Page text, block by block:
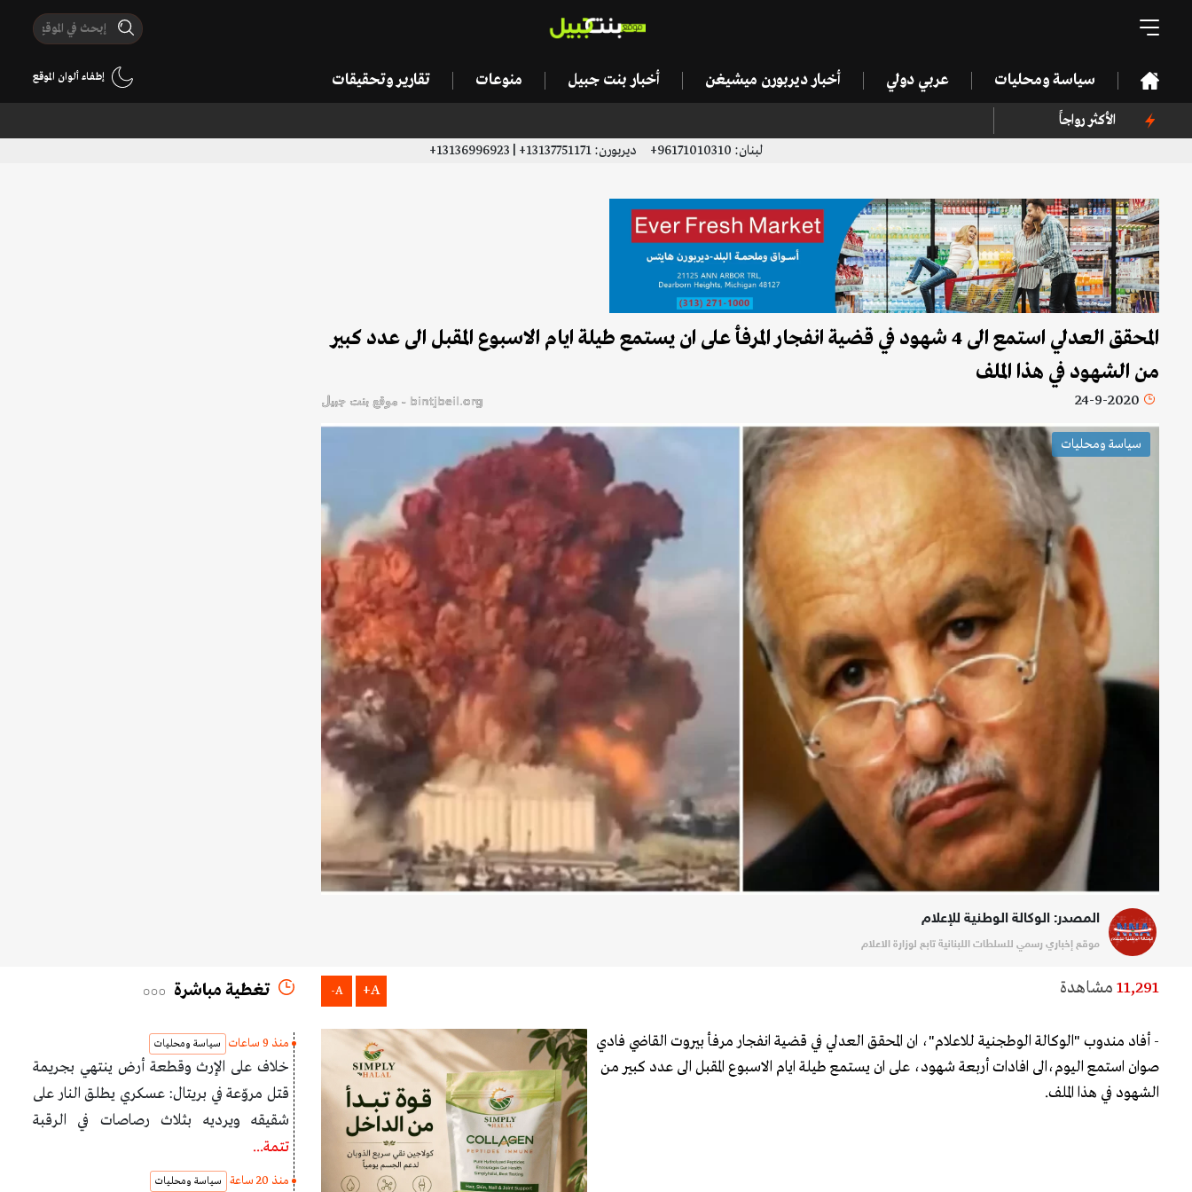
سياسة ومحليات عربي دولي أخبار ديربورن ميشيغن أخبار بنت جبيل منوعات تقارير وتحقيقات إطفاء ألوان الموقع
الأكثر رواجاً
لبنان: 96171010310+ ديربورن: 13137751171+ | 13136996923+
المحقق العدلي استمع الى 4 شهود في قضية انفجار المرفأ على ان يستمع طيلة ايام الاسبوع المقبل الى عدد كبير
من الشهود في هذا الملف
24-9-2020 bintjbeil.org - موقع بنت جبيل
سياسة ومحليات
المصدر: الوكالة الوطنية للإعلام
موقع إخباري رسمي للسلطات اللبنانية تابع لوزارة الاعلام
11,291 مشاهدة A+
A-
- أفاد مندوب "الوكالة الوطجنية للاعلام"، ان المحقق العدلي في قضية انفجار مرفأ بيروت القاضي فادي
صوان استمع اليوم،الى افادات أربعة شهود، على ان يستمع طيلة ايام الاسبوع المقبل الى عدد كبير من
الشهود في هذا الملف.
تغطية مباشرة
منذ 9 ساعات سياسة ومحليات
خلاف على الإرث وقطعة أرض ينتهي بجريمة
قتل مروّعة في بريتال: عسكري يطلق النار على
شقيقه ويرديه بثلاث رصاصات في الرقبة
تتمة...
منذ 20 ساعة سياسة ومحليات